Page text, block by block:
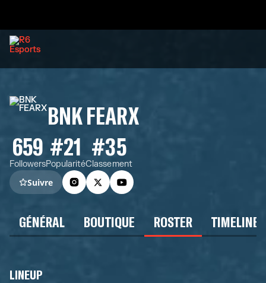
BNK FEARX
659
Followers
#21
Popularité
#35
Classement
Suivre
GÉNÉRAL BOUTIQUE ROSTER TIMELINE
LINEUP